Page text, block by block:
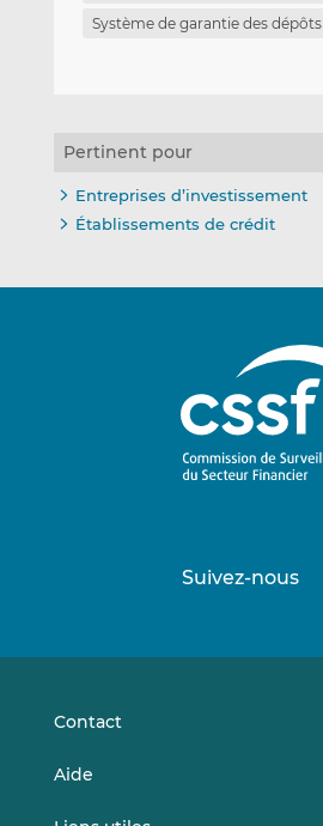
Système de garantie des dépôts
Pertinent pour
Entreprises d’investissement
Établissements de crédit
Suivez-nous
Contact
Aide